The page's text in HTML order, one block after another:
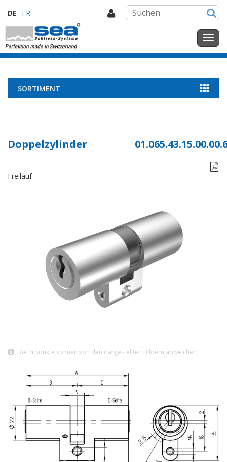
DE FR
SORTIMENT
Doppelzylinder

Freilauf
Die Produkte können von den dargestellten Bildern abweichen